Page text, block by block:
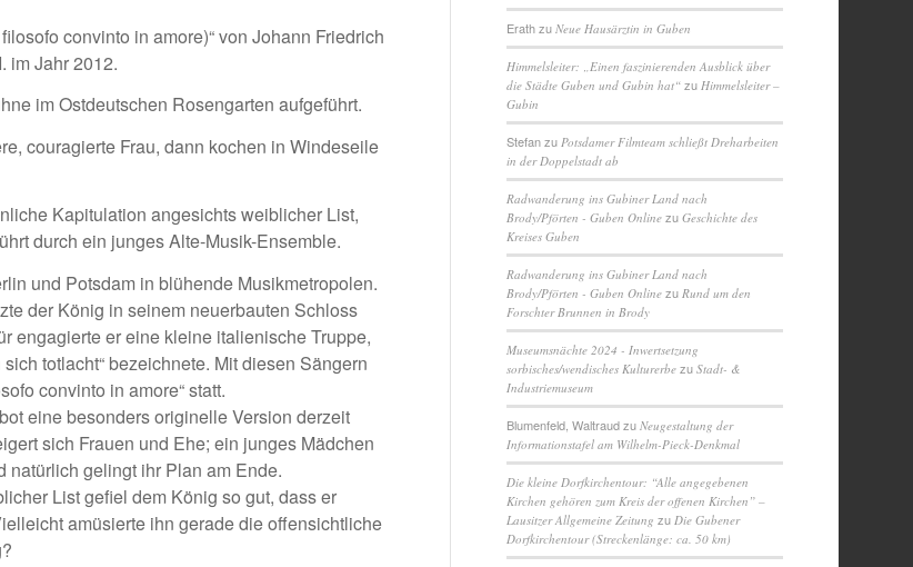
convinto in amore)“ von Johann Friedrich
im Jahr 2012.
im Ostdeutschen Rosengarten aufgeführt.
couragierte Frau, dann kochen in Windeseile
Kapitulation angesichts weiblicher List,
durch ein junges Alte-Musik-Ensemble.
und Potsdam in blühende Musikmetropolen.
der König in seinem neuerbauten Schloss
engagierte er eine kleine italienische Truppe,
totlacht“ bezeichnete. Mit diesen Sängern
convinto in amore“ statt.
eine besonders originelle Version derzeit
sich Frauen und Ehe; ein junges Mädchen
gelingt ihr Plan am Ende.
List gefiel dem König so gut, dass er
amüsierte ihn gerade die offensichtliche
ErathzuNeue Hausärztin in Guben
Himmelsleiter: „Einen faszinierenden Ausblick über
die Städte Guben und Gubin hat“ zu Himmelsleiter –
Gubin
Stefanzu Potsdamer Filmteam schließt Dreharbeiten
in der Doppelstadt ab
Radwanderung ins Gubiner Land nach
Brody/Pförten - Guben Online zuGeschichte des
Kreises Guben
Radwanderung ins Gubiner Land nach
Brody/Pförten - Guben Online zu Rund um den
Forschter Brunnen in Brody
Museumsnächte 2024 - Inwertsetzung
sorbisches/wendisches Kulturerbe zuStadt- &
Industriemuseum
Blumenfeld, WaltraudzuNeugestaltung der
Informationstafel am Wilhelm-Pieck-Denkmal
Die kleine Dorfkirchentour: “Alle angegebenen
Kirchen gehören zum Kreis der offenen Kirchen” –
Lausitzer Allgemeine Zeitung zu Die Gubener
Dorfkirchentour (Streckenlänge: ca. 50 km)